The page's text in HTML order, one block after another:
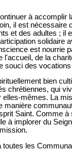
à accomplir
il est nécessaire
et des adultes ;
solidaire
est nourrie
l'accueil, de la
souci des
bien
chrétiennes, qui
mêmes. La
manière
Saint. Comme
à implorer du
les